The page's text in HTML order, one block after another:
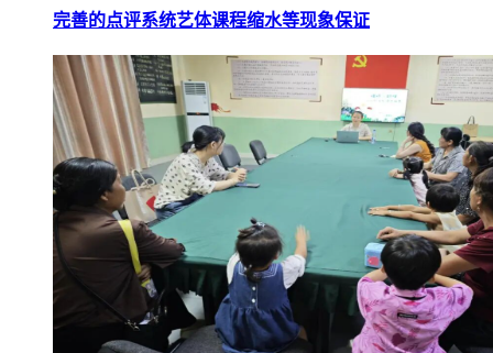
完善的点评系统艺体课程缩水等现象保证